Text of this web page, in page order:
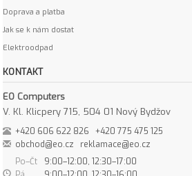
Doprava a platba
Jak se k nám dostat
Elektroodpad
KONTAKT
EO Computers
V. Kl. Klicpery 715, 504 01 Nový Bydžov
+420 606 622 826
+420 775 475 125
obchod@eo.cz
reklamace@eo.cz
Po–Čt
9:00–12:00, 12:30–17:00